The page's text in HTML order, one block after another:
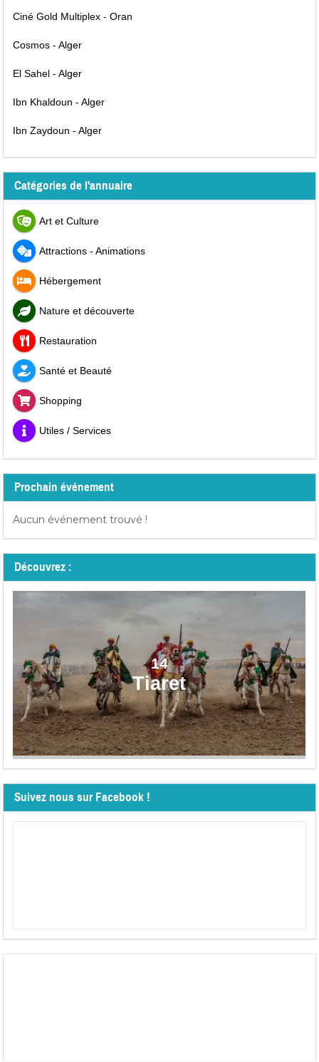
Ciné Gold Multiplex - Oran
Cosmos - Alger
El Sahel - Alger
Ibn Khaldoun - Alger
Ibn Zaydoun - Alger
Catégories de l'annuaire
Art et Culture
Attractions - Animations
Hébergement
Nature et découverte
Restauration
Santé et Beauté
Shopping
Utiles / Services
Prochain événement
Aucun événement trouvé !
Découvrez :
14
Tiaret
Suivez nous sur Facebook !